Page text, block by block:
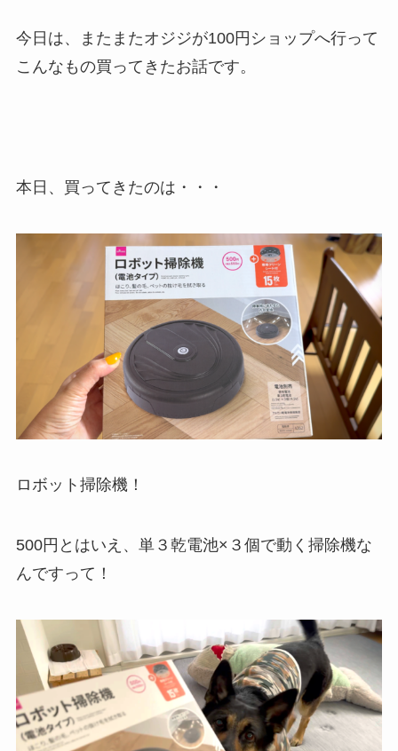
今日は、またまたオジジが100円ショップへ行って
こんなもの買ってきたお話です。
本日、買ってきたのは・・・
ロボット掃除機！
500円とはいえ、単３乾電池×３個で動く掃除機な
んですって！